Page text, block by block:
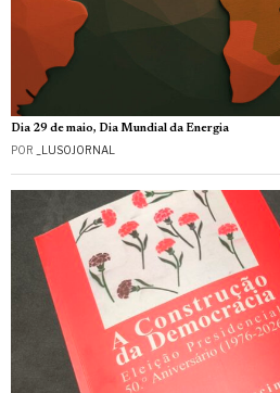
Dia 29 de maio, Dia Mundial da Energia
POR _LUSOJORNAL